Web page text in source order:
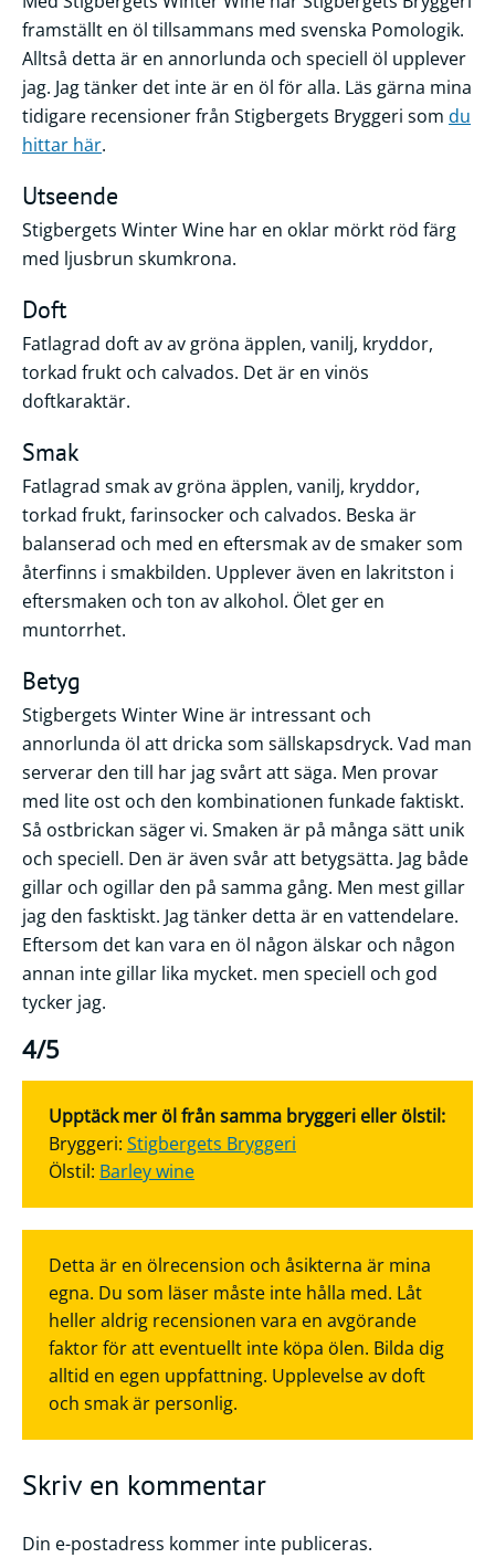
framställt en öl tillsammans med svenska Pomologik.
Alltså detta är en annorlunda och speciell öl upplever
jag. Jag tänker det inte är en öl för alla. Läs gärna mina
tidigare recensioner från Stigbergets Bryggeri som du
hittar här.
Utseende
Stigbergets Winter Wine har en oklar mörkt röd färg
med ljusbrun skumkrona.
Doft
Fatlagrad doft av av gröna äpplen, vanilj, kryddor,
torkad frukt och calvados. Det är en vinös
doftkaraktär.
Smak
Fatlagrad smak av gröna äpplen, vanilj, kryddor,
torkad frukt, farinsocker och calvados. Beska är
balanserad och med en eftersmak av de smaker som
återfinns i smakbilden. Upplever även en lakritston i
eftersmaken och ton av alkohol. Ölet ger en
muntorrhet.
Betyg
Stigbergets Winter Wine är intressant och
annorlunda öl att dricka som sällskapsdryck. Vad man
serverar den till har jag svårt att säga. Men provar
med lite ost och den kombinationen funkade faktiskt.
Så ostbrickan säger vi. Smaken är på många sätt unik
och speciell. Den är även svår att betygsätta. Jag både
gillar och ogillar den på samma gång. Men mest gillar
jag den fasktiskt. Jag tänker detta är en vattendelare.
Eftersom det kan vara en öl någon älskar och någon
annan inte gillar lika mycket. men speciell och god
tycker jag.
4/5
Upptäck mer öl från samma bryggeri eller ölstil:
Bryggeri: Stigbergets Bryggeri
Ölstil: Barley wine
Detta är en ölrecension och åsikterna är mina
egna. Du som läser måste inte hålla med. Låt
heller aldrig recensionen vara en avgörande
faktor för att eventuellt inte köpa ölen. Bilda dig
alltid en egen uppfattning. Upplevelse av doft
och smak är personlig.
Skriv en kommentar
Din e-postadress kommer inte publiceras.